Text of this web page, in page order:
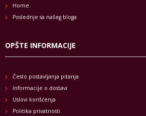
Home
Poslednje sa našeg bloga
OPŠTE INFORMACIJE
Često postavljanja pitanja
Informacije o dostavi
Uslovi korišćenja
Politika privatnosti